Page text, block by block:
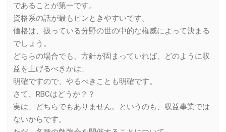
であることが第一です。
資格系の話が最もピンときやすいです。
価格は、扱っている分野の世の中的な権威によって決まる
でしょう。
どちらの場合でも、方針が固まっていれば、どのように収
益を上げるべきかは、
明確ですので、やるべきことも明確です。
さて、RBCはどうか？？
実は、どちらでもありません。というのも、収益事業では
ないからです。